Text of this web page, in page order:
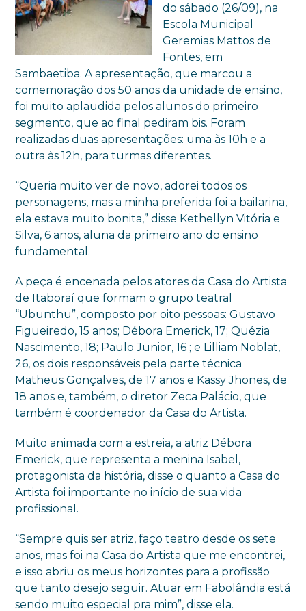
do sábado (26/09), na
Escola Municipal
Geremias Mattos de
Fontes, em
Sambaetiba. A apresentação, que marcou a
comemoração dos 50 anos da unidade de ensino,
foi muito aplaudida pelos alunos do primeiro
segmento, que ao final pediram bis. Foram
realizadas duas apresentações: uma às 10h e a
outra às 12h, para turmas diferentes.
“Queria muito ver de novo, adorei todos os
personagens, mas a minha preferida foi a bailarina,
ela estava muito bonita,” disse Kethellyn Vitória e
Silva, 6 anos, aluna da primeiro ano do ensino
fundamental.
A peça é encenada pelos atores da Casa do Artista
de Itaboraí que formam o grupo teatral
“Ubunthu”, composto por oito pessoas: Gustavo
Figueiredo, 15 anos; Débora Emerick, 17; Quézia
Nascimento, 18; Paulo Junior, 16 ; e Lilliam Noblat,
26, os dois responsáveis pela parte técnica
Matheus Gonçalves, de 17 anos e Kassy Jhones, de
18 anos e, também, o diretor Zeca Palácio, que
também é coordenador da Casa do Artista.
Muito animada com a estreia, a atriz Débora
Emerick, que representa a menina Isabel,
protagonista da história, disse o quanto a Casa do
Artista foi importante no início de sua vida
profissional.
“Sempre quis ser atriz, faço teatro desde os sete
anos, mas foi na Casa do Artista que me encontrei,
e isso abriu os meus horizontes para a profissão
que tanto desejo seguir. Atuar em Fabolândia está
sendo muito especial pra mim”, disse ela.